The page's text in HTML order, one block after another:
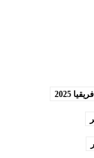
2025